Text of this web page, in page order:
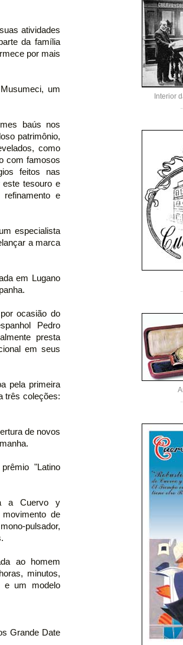
atividades
da família
por mais
um
baús nos
patrimônio,
como
com famosos
feitos nas
tesouro e
e
especialista
a marca
em Lugano
ocasião do
Pedro
presta
em seus
pela primeira
três coleções:
de novos
"Latino
a Cuervo y
de
pulsador,
ao homem
minutos,
e um modelo
Grande Date
Interior